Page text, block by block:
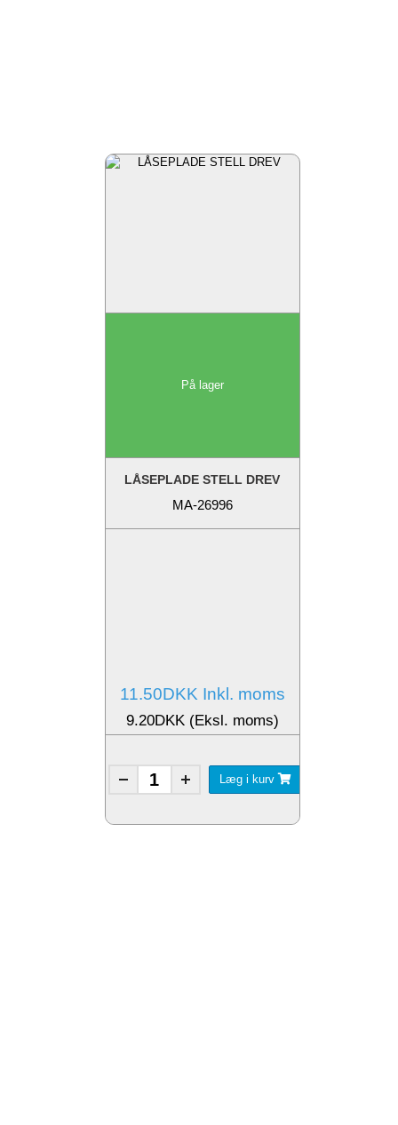
På lager
LÅSEPLADE STELL DREV
MA-26996
11.50DKK Inkl. moms
9.20DKK (Eksl. moms)
Læg i kurv